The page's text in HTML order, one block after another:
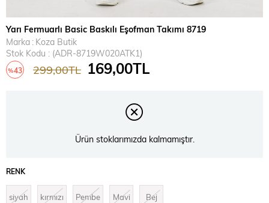
Yarı Fermuarlı Basic Baskılı Eşofman Takımı 8719
Marka : Koza Butik
Stok Kodu
(ADR-8719W020ATK1)
%43 299,00TL 169,00TL
Ürün stoklarımızda kalmamıştır.
RENK
siyah kırmızı Pembe Mavi Bej